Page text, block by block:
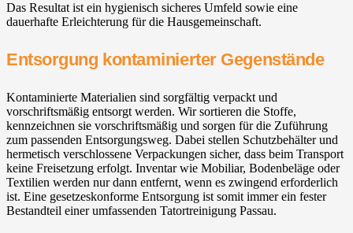
Das Resultat ist ein hygienisch sicheres Umfeld sowie eine
dauerhafte Erleichterung für die Hausgemeinschaft.
Entsorgung kontaminierter Gegenstände
Kontaminierte Materialien sind sorgfältig verpackt und
vorschriftsmäßig entsorgt werden. Wir sortieren die Stoffe,
kennzeichnen sie vorschriftsmäßig und sorgen für die Zuführung
zum passenden Entsorgungsweg. Dabei stellen Schutzbehälter und
hermetisch verschlossene Verpackungen sicher, dass beim Transport
keine Freisetzung erfolgt. Inventar wie Mobiliar, Bodenbeläge oder
Textilien werden nur dann entfernt, wenn es zwingend erforderlich
ist. Eine gesetzeskonforme Entsorgung ist somit immer ein fester
Bestandteil einer umfassenden Tatortreinigung Passau.